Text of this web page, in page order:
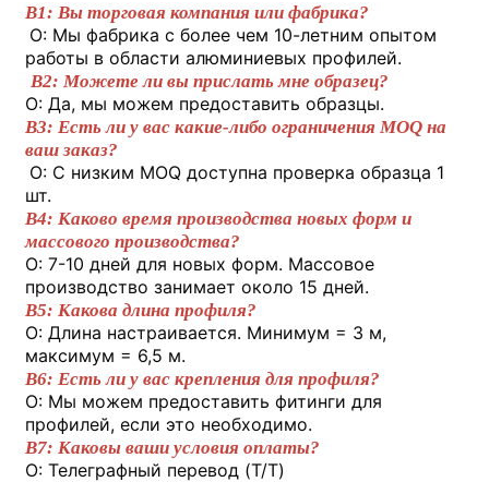
Дом
Продукция
О нас
Экскурсия по фабрике
Контроль качества
Связаться с нами
Новости
Преимущества
3. Гладкая поверхность с
длительным сохранением цвета.
4. Точная резка, выравнивание и
тщательная обработка деталей
углов.
В1: Вы торговая компания или фабрика?
О: Мы фабрика с более чем 10-летним опытом
работы в области алюминиевых профилей.
В2: Можете ли вы прислать мне образец?
О: Да, мы можем предоставить образцы.
В3: Есть ли у вас какие-либо ограничения MOQ на
ваш заказ?
О: С низким MOQ доступна проверка образца 1
шт.
В4: Каково время производства новых форм и
массового производства?
О: 7-10 дней для новых форм. Массовое
производство занимает около 15 дней.
В5: Какова длина профиля?
О: Длина настраивается. Минимум = 3 м,
максимум = 6,5 м.
В6: Есть ли у вас крепления для профиля?
О: Мы можем предоставить фитинги для
профилей, если это необходимо.
В7: Каковы ваши условия оплаты?
О: Телеграфный перевод (T/T)